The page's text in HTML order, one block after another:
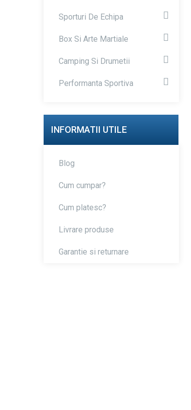
Sporturi De Echipa
Box Si Arte Martiale
Camping Si Drumetii
Performanta Sportiva
INFORMATII UTILE
Blog
Cum cumpar?
Cum platesc?
Livrare produse
Garantie si returnare